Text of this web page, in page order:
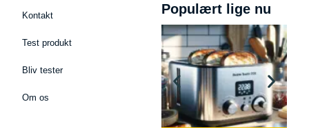
Kontakt
Test produkt
Bliv tester
Om os
Populært lige nu